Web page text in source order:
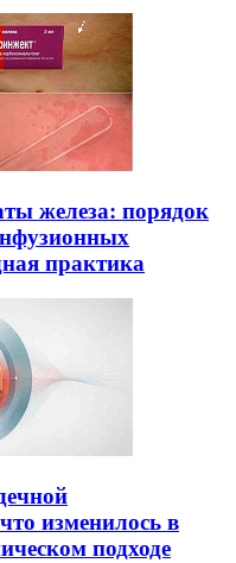
железа: порядок
практика
изменилось в
подходе